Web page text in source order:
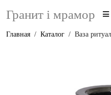
Гранит i мрамор
Главная Каталог Ваза